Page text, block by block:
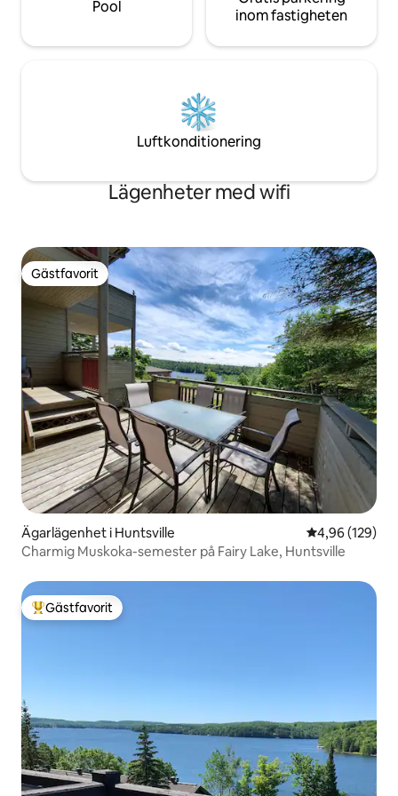
Pool
inom fastigheten
Luftkonditionering
Lägenheter med wifi
Gästfavorit
Gästfavorit
Ägarlägenhet i Huntsville 4,96 av 5 i
4,96 (129)
Charmig Muskoka-semester på Fairy Lake, Huntsville
Populär gästfavorit
Gästfavorit